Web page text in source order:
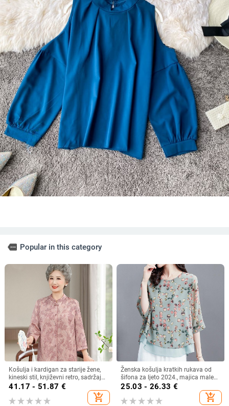
more Popular in this category
Košulja i kardigan za starije žene,
kineski stil, književni retro, sadržaj
vlakana 30–50%, bez ovratnika
41.17 - 51.87 €
add_shopping_cart
Ženska košulja kratkih rukava od
šifona za ljeto 2024., majica male
veličine, plus size
25.03 - 26.33 €
add_shopping_cart